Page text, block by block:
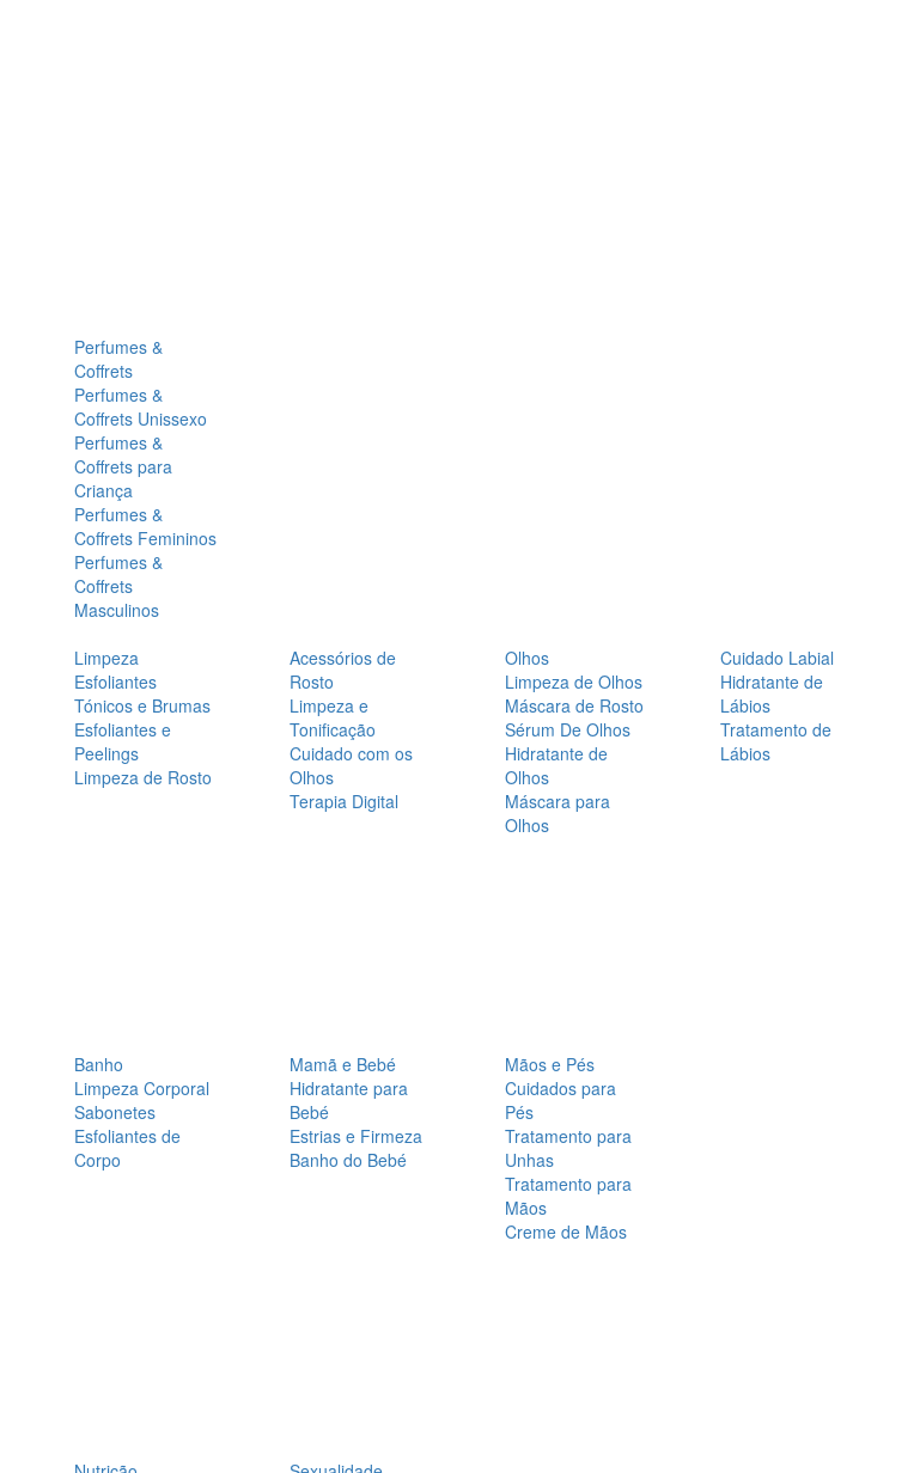
Perfumes &
Coffrets
Perfumes &
Coffrets Unissexo
Perfumes &
Coffrets para
Criança
Perfumes &
Coffrets Femininos
Perfumes &
Coffrets
Masculinos
Limpeza
Esfoliantes
Tónicos e Brumas
Esfoliantes e
Peelings
Limpeza de Rosto
Acessórios de
Rosto
Limpeza e
Tonificação
Cuidado com os
Olhos
Terapia Digital
Olhos
Limpeza de Olhos
Máscara de Rosto
Sérum De Olhos
Hidratante de
Olhos
Máscara para
Olhos
Cuidado Labial
Hidratante de
Lábios
Tratamento de
Lábios
Banho
Limpeza Corporal
Sabonetes
Esfoliantes de
Corpo
Mamã e Bebé
Hidratante para
Bebé
Estrias e Firmeza
Banho do Bebé
Mãos e Pés
Cuidados para
Pés
Tratamento para
Unhas
Tratamento para
Mãos
Creme de Mãos